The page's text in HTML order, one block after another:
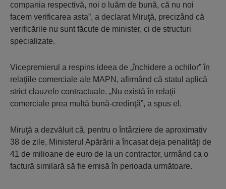
compania respectivă, noi o luăm de bună, că nu noi
facem verificarea asta”, a declarat Miruţă, precizând că
verificările nu sunt făcute de minister, ci de structuri
specializate.
Vicepremierul a respins ideea de „închidere a ochilor” în
relaţiile comerciale ale MAPN, afirmând că statul aplică
strict clauzele contractuale. „Nu există în relaţii
comerciale prea multă bună-credinţă”, a spus el.
Miruţă a dezvăluit că, pentru o întârziere de aproximativ
38 de zile, Ministerul Apărării a încasat deja penalităţi de
41 de milioane de euro de la un contractor, urmând ca o
factură similară să fie emisă în perioada următoare.